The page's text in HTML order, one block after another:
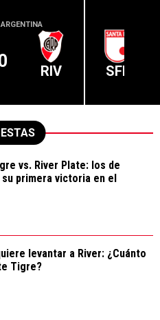
RIV SFE
vs. River Plate: los de
primera victoria en el
levantar a River: ¿Cuánto
Tigre?